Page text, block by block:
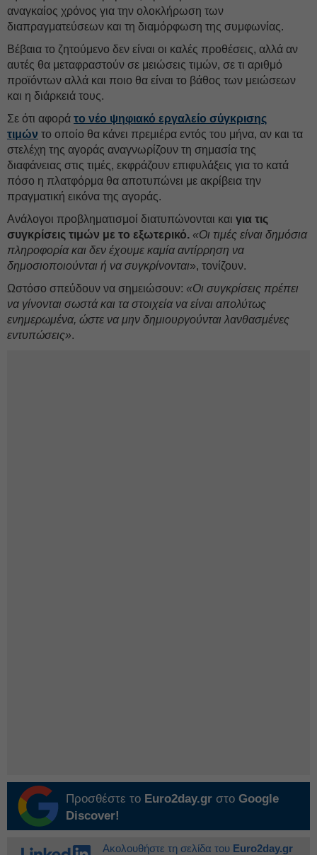
αναγκαίος χρόνος για την ολοκλήρωση των
διαπραγματεύσεων και τη διαμόρφωση της συμφωνίας.
Βέβαια το ζητούμενο δεν είναι οι καλές προθέσεις, αλλά αν
αυτές θα μεταφραστούν σε μειώσεις τιμών, σε τι αριθμό
προϊόντων αλλά και ποιο θα είναι το βάθος των μειώσεων
και η διάρκειά τους.
Σε ότι αφορά το νέο ψηφιακό εργαλείο σύγκρισης
τιμών το οποίο θα κάνει πρεμιέρα εντός του μήνα, αν και τα
στελέχη της αγοράς αναγνωρίζουν τη σημασία της
διαφάνειας στις τιμές, εκφράζουν επιφυλάξεις για το κατά
πόσο η πλατφόρμα θα αποτυπώνει με ακρίβεια την
πραγματική εικόνα της αγοράς.
Ανάλογοι προβληματισμοί διατυπώνονται και για τις
συγκρίσεις τιμών με το εξωτερικό. «Οι τιμές είναι δημόσια
πληροφορία και δεν έχουμε καμία αντίρρηση να
δημοσιοποιούνται ή να συγκρίνονται», τονίζουν.
Ωστόσο σπεύδουν να σημειώσουν: «Οι συγκρίσεις πρέπει
να γίνονται σωστά και τα στοιχεία να είναι απολύτως
ενημερωμένα, ώστε να μην δημιουργούνται λανθασμένες
εντυπώσεις».
Προσθέστε το Euro2day.gr στο Google
Discover!
Ακολουθήστε τη σελίδα του Euro2day.gr